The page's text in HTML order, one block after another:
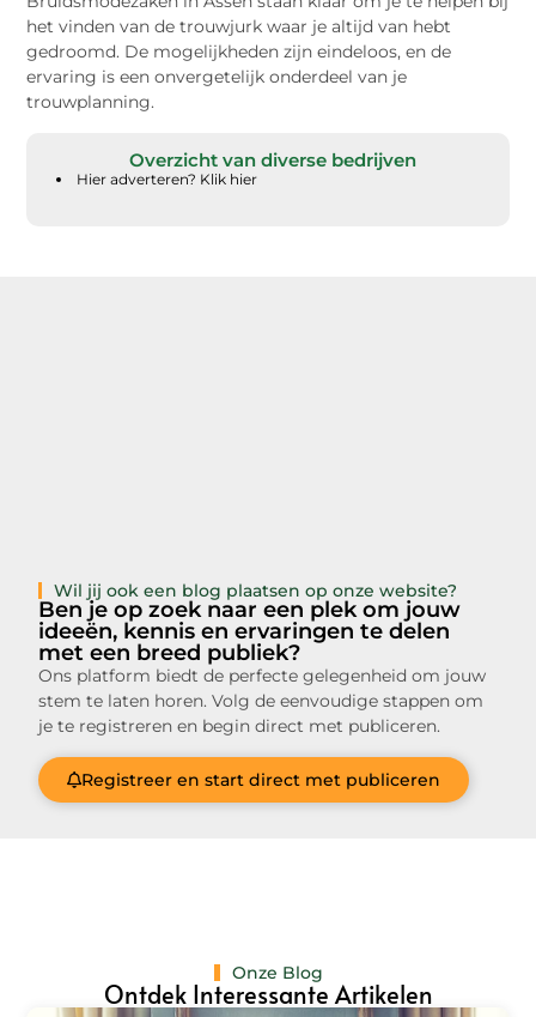
het vinden van de trouwjurk waar je altijd van hebt
gedroomd. De mogelijkheden zijn eindeloos, en de
ervaring is een onvergetelijk onderdeel van je
trouwplanning.
Overzicht van diverse bedrijven
Hier adverteren? Klik hier
Wil jij ook een blog plaatsen op onze website?
Ben je op zoek naar een plek om jouw
ideeën, kennis en ervaringen te delen
met een breed publiek?
Ons platform biedt de perfecte gelegenheid om jouw
stem te laten horen. Volg de eenvoudige stappen om
je te registreren en begin direct met publiceren.
Registreer en start direct met publiceren
Onze Blog
Ontdek Interessante Artikelen